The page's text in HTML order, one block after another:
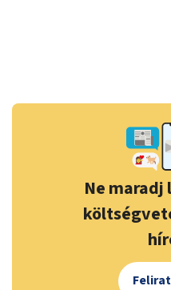
Ne maradj